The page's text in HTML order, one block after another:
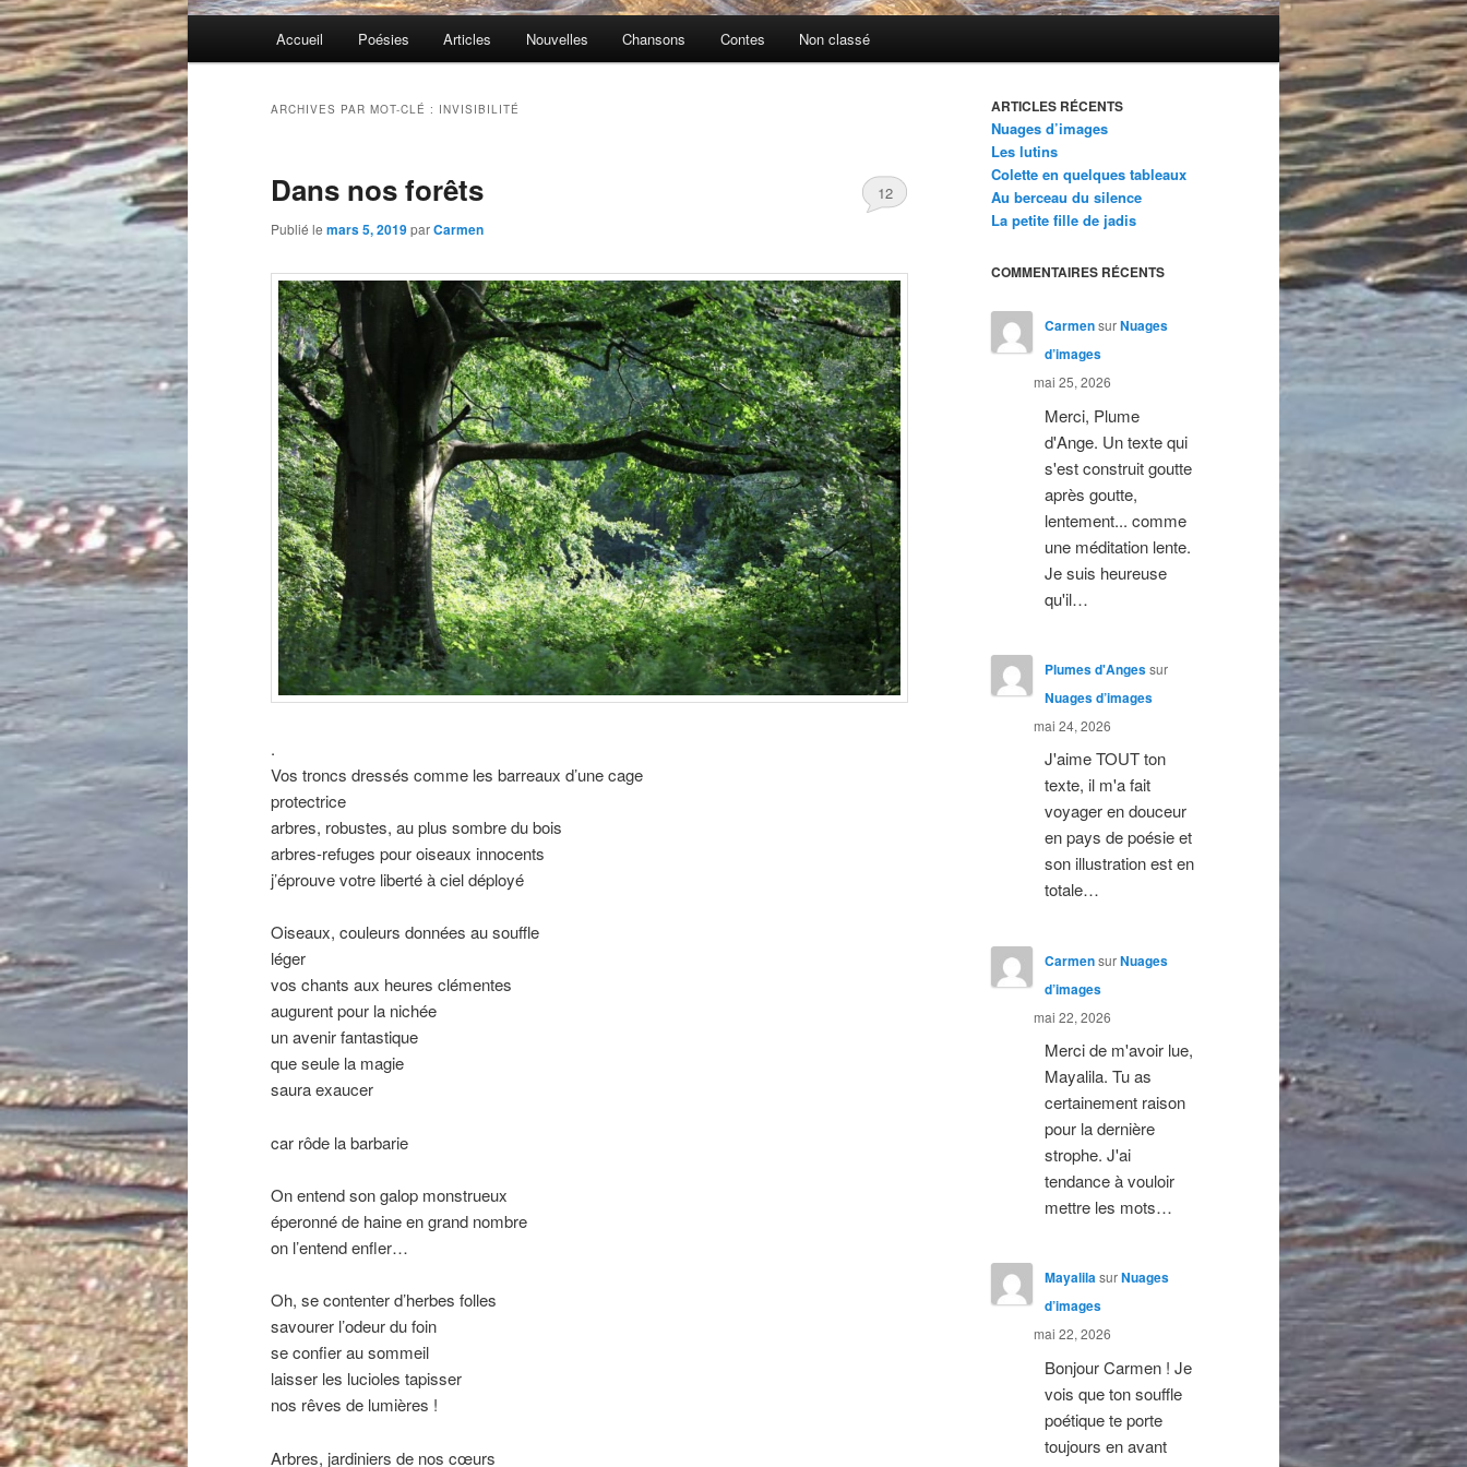
Accueil Poésies Articles Nouvelles Chansons Contes Non classé
ARCHIVES PAR MOT-CLÉ : INVISIBILITÉ
Dans nos forêts
Publié le mars 5, 2019parCarmen
12
.
Vos troncs dressés comme les barreaux d’une cage
protectrice
arbres, robustes, au plus sombre du bois
arbres-refuges pour oiseaux innocents
j’éprouve votre liberté à ciel déployé
Oiseaux, couleurs données au souffle
léger
vos chants aux heures clémentes
augurent pour la nichée
un avenir fantastique
que seule la magie
saura exaucer
car rôde la barbarie
On entend son galop monstrueux
éperonné de haine en grand nombre
on l’entend enfler…
Oh, se contenter d’herbes folles
savourer l’odeur du foin
se confier au sommeil
laisser les lucioles tapisser
nos rêves de lumières !
Arbres, jardiniers de nos cœurs
ARTICLES RÉCENTS
Nuages d’images
Les lutins
Colette en quelques tableaux
Au berceau du silence
La petite fille de jadis
COMMENTAIRES RÉCENTS
CarmensurNuages
d’images
mai 25, 2026
Merci, Plume
d'Ange. Un texte qui
s'est construit goutte
après goutte,
lentement... comme
une méditation lente.
Je suis heureuse
qu'il…
Plumes d'Angessur
Nuages d’images
mai 24, 2026
J'aime TOUT ton
texte, il m'a fait
voyager en douceur
en pays de poésie et
son illustration est en
totale…
CarmensurNuages
d’images
mai 22, 2026
Merci de m'avoir lue,
Mayalila. Tu as
certainement raison
pour la dernière
strophe. J'ai
tendance à vouloir
mettre les mots…
MayalilasurNuages
d’images
mai 22, 2026
Bonjour Carmen ! Je
vois que ton souffle
poétique te porte
toujours en avant